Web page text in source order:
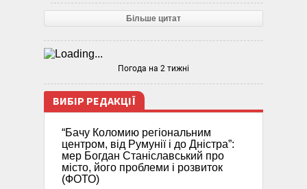
Більше цитат
Погода на 2 тижні
ВИБІР РЕДАКЦІЇ
“Бачу Коломию регіональним
центром, від Румунії і до Дністра”:
мер Богдан Станіславський про
місто, його проблеми і розвиток
(ФОТО)